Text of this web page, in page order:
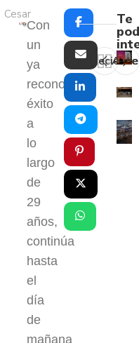
Cesar
Con
un
ya
reconocido
éxito
a
lo
largo
de
29
años,
continúa
hasta
el
día
de
mañana
Reciente
Te